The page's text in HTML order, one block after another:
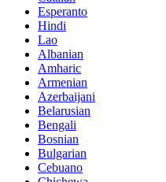
Esperanto
Hindi
Lao
Albanian
Amharic
Armenian
Azerbaijani
Belarusian
Bengali
Bosnian
Bulgarian
Cebuano